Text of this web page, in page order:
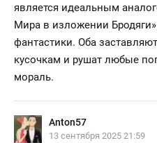
является идеальным
Мира в изложении
фантастики. Оба
кусочкам и рушат любые
мораль.
Anton57
13 сентября 2025 21:59